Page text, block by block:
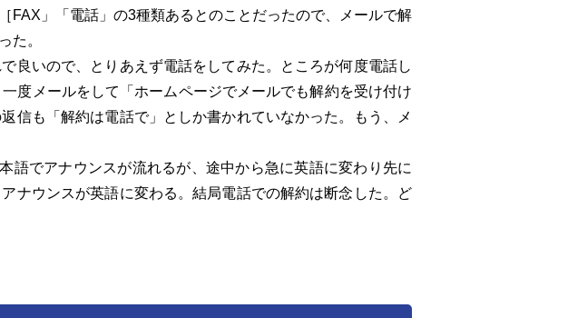
」「電話」の3種類あるとのことだったので、メールで解
た。
良いので、とりあえず電話をしてみた。ところが何度電話し
度メールをして「ホームページでメールでも解約を受け付け
信も「解約は電話で」としか書かれていなかった。もう、メ
でアナウンスが流れるが、途中から急に英語に変わり先に
ナウンスが英語に変わる。結局電話での解約は断念した。ど